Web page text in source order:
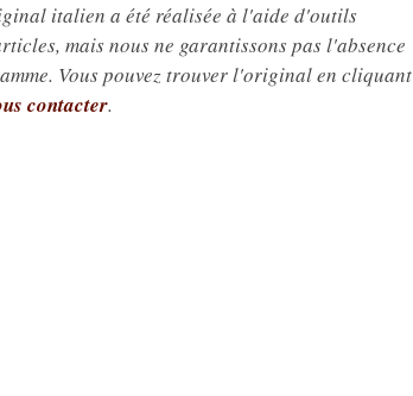
italien a été réalisée à l'aide d'outils
mais nous ne garantissons pas l'absence
Vous pouvez trouver l'original en cliquant
contacter.